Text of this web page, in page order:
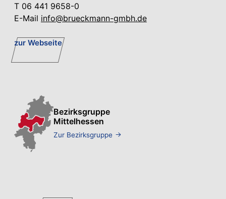
T 06 441 9658-0
E-Mail info@brueckmann-gmbh.de
zur Webseite
Bezirksgruppe
Mittelhessen
Zur Bezirksgruppe